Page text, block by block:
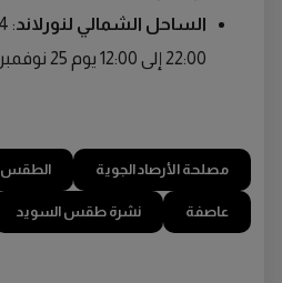
الساحل الشمالي لنورلاند
22:00 إلى 12:00 يوم 25 نوفمبر.
مصلحة الأرصاد الجوية الطقس
عاصفة نشرة طقس السويد